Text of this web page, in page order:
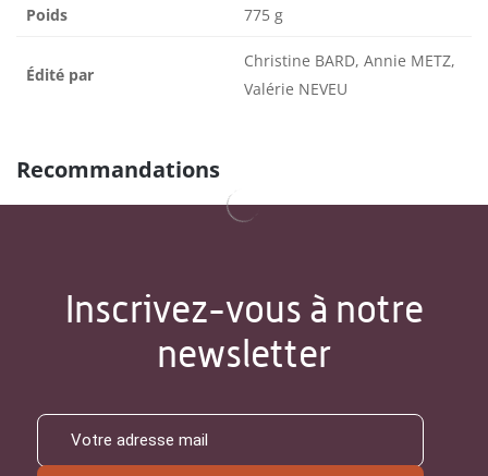
Poids 775 g
Édité par
Christine BARD, Annie METZ,
Valérie NEVEU
Recommandations
Inscrivez-vous à notre
newsletter